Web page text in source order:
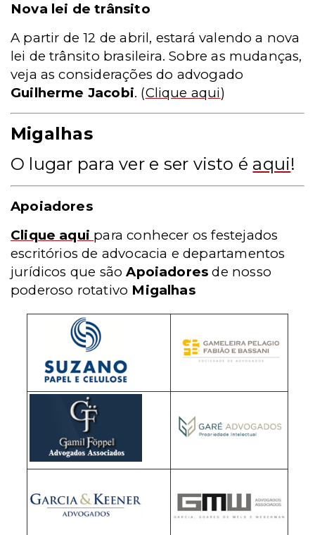
Nova lei de trânsito
A partir de 12 de abril, estará valendo a nova
lei de trânsito brasileira. Sobre as mudanças,
veja as consideraçõesdo advogado
Guilherme Jacobi. (Clique aqui)
Migalhas
O lugar para ver e ser visto é aqui!
Apoiadores
Clique aqui para conhecer os festejados
escritórios de advocacia e departamentos
jurídicos que sãoApoiadores de nosso
poderoso rotativo Migalhas